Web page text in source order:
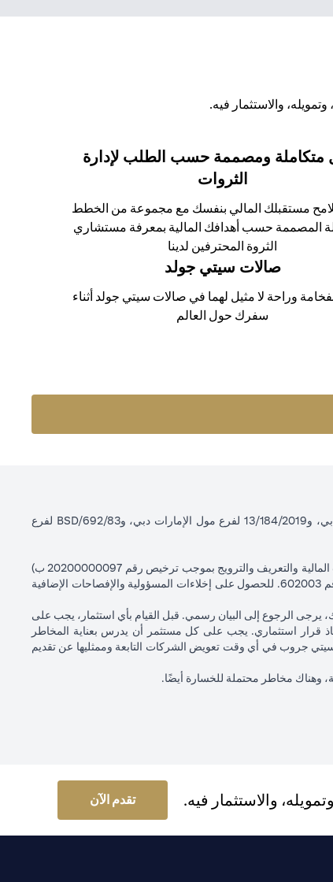
والاستثمار فيه.
متكاملة ومصممة حسب الطلب لإدارة
الثروات
مستقبلك المالي بنفسك مع مجموعة من الخطط
المصممة حسب أهدافك المالية بمعرفة مستشاري
الثروة المحترفين لدينا
صالات سيتي جولد
وراحة لا مثيل لهما في صالات سيتي جولد أثناء
سفرك حول العالم
سيتي بنك إن إيه - الإمارات العربية المتحدة مسجل لدى مصرف الإمارات العربية المتحدة المركزي بموجب أرقام التراخيص BSD/504/83 لفرع الوصل دبي، و13/184/2019 لفرع مول الإمارات دبي، وBSD/692/83 لفرع
سيتي بنك إن إيه الإمارات العربية المتحدة مرخص من هيئة الأوراق المالية والسلع في الإمارات العربية المتحدة ("SCA") للقيام بالنشاط المالي لـ أ) الاستشارات المالية والتعريف والترويج بموجب ترخيص رقم 20200000097 ب)
وسيط تداول في الأسواق الدولية بموجب ترخيص رقم 20200000198 ج) إدارة المحافظ بموجب ترخيص رقم 20200000240 د) الحفظ بموجب ترخيص رقم 602003. للحصول على إخلاءات المسؤولية والإفصاحات الإضافية
الرجوع إلى البيان رسمي. قبل القيام بأي استثمار، يجب على
قرار استثماري. يجب على كل مستثمر أن يدرس بعناية المخاطر
سيتي جروب في أي وقت تعويض الشركات التابعة وممثليها عن تقديم
وهناك مخاطر محتملة للخسارة أيضًا.
والاستثمار فيه. تقدم الآن